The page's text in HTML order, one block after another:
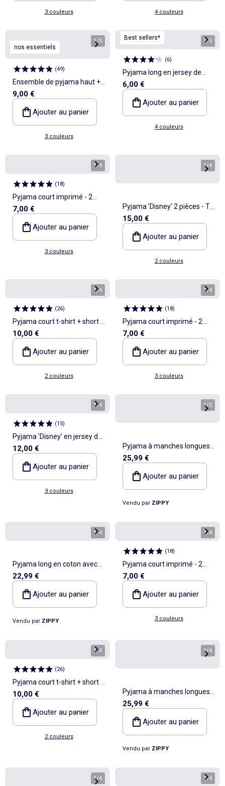
3 couleurs 4 couleurs
nos essentiels
1/5
(49)
Ensemble de pyjama haut +
short en maille côtelée coton
9,00 €
Ajouter au panier
3 couleurs
Best sellers* 1/5
(6)
Pyjama long en jersey de
coton - 2 pièces
6,00 €
Ajouter au panier
4 couleurs
1/4
(18)
Pyjama court imprimé - 2
pièces
7,00 €
Ajouter au panier
3 couleurs
1/4
Pyjama 'Disney' 2 pièces - T-
shirt à manches longues +
pantalon
15,00 €
Ajouter au panier
2 couleurs
1/4
(26)
Pyjama court t-shirt + short -
2 pièces
10,00 €
Ajouter au panier
2 couleurs
1/4
(18)
Pyjama court imprimé - 2
pièces
7,00 €
Ajouter au panier
3 couleurs
1/4
(15)
Pyjama 'Disney' en jersey de
coton
12,00 €
Ajouter au panier
3 couleurs
1/5
Pyjama à manches longues
en coton avec masque
rembourré
25,99 €
Ajouter au panier
Vendu par ZIPPY
1/4
Pyjama long en coton avec
Princesses Disney
22,99 €
Ajouter au panier
Vendu par ZIPPY
1/4
(18)
Pyjama court imprimé - 2
pièces
7,00 €
Ajouter au panier
3 couleurs
1/4
(26)
Pyjama court t-shirt + short -
2 pièces
10,00 €
Ajouter au panier
2 couleurs
1/4
Pyjama à manches longues
avec imprimé Stitch & Angel
25,99 €
Ajouter au panier
Vendu par ZIPPY
1/4 1/4